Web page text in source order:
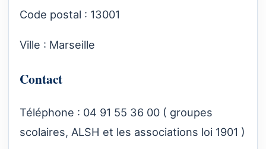
Code postal : 13001
Ville : Marseille
Contact
Téléphone : 04 91 55 36 00 ( groupes
scolaires, ALSH et les associations loi 1901 )